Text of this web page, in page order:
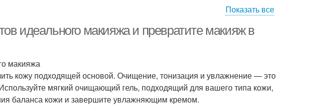
для
Показать все
идеального макияжа и превратите макияж в
макияжа
кожу подходящей основой. Очищение, тонизация и увлажнение — это
мягкий очищающий гель, подходящий для вашего типа кожи,
баланса кожи и завершите увлажняющим кремом.